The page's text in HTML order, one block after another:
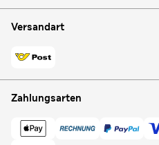
Versandart
Zahlungsarten